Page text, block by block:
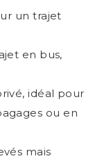
un trajet
en bus,
idéal pour
ou en
mais